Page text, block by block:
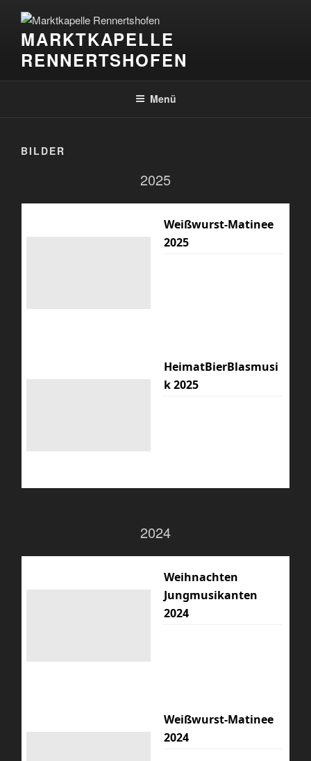
Inhalt
springenMARKTKAPELLE
RENNERTSHOFEN
Menü
BILDER
2025
Weißwurst-Matinee
2025
HeimatBierBlasmusi
k 2025
2024
Weihnachten
Jungmusikanten
2024
Weißwurst-Matinee
2024